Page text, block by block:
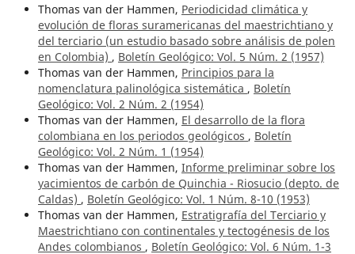
Thomas van der Hammen, Periodicidad climática y
evolución de floras suramericanas del maestrichtiano y
del terciario (un estudio basado sobre análisis de polen
en Colombia) , Boletín Geológico: Vol. 5 Núm. 2 (1957)
Thomas van der Hammen, Principios para la
nomenclatura palinológica sistemática , Boletín
Geológico: Vol. 2 Núm. 2 (1954)
Thomas van der Hammen, El desarrollo de la flora
colombiana en los periodos geológicos , Boletín
Geológico: Vol. 2 Núm. 1 (1954)
Thomas van der Hammen, Informe preliminar sobre los
yacimientos de carbón de Quinchia - Riosucio (depto. de
Caldas) , Boletín Geológico: Vol. 1 Núm. 8-10 (1953)
Thomas van der Hammen, Estratigrafía del Terciario y
Maestrichtiano con continentales y tectogénesis de los
Andes colombianos , Boletín Geológico: Vol. 6 Núm. 1-3